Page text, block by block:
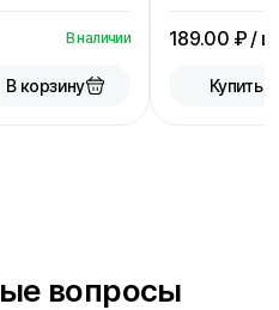
В наличии
В корзину
189.00 ₽ /
Купить в
вопросы